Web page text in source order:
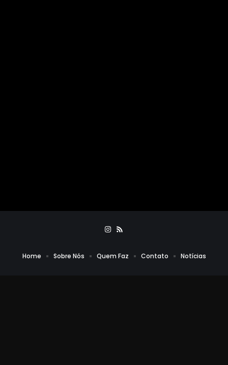
Home Sobre Nós Quem Faz Contato Notícias